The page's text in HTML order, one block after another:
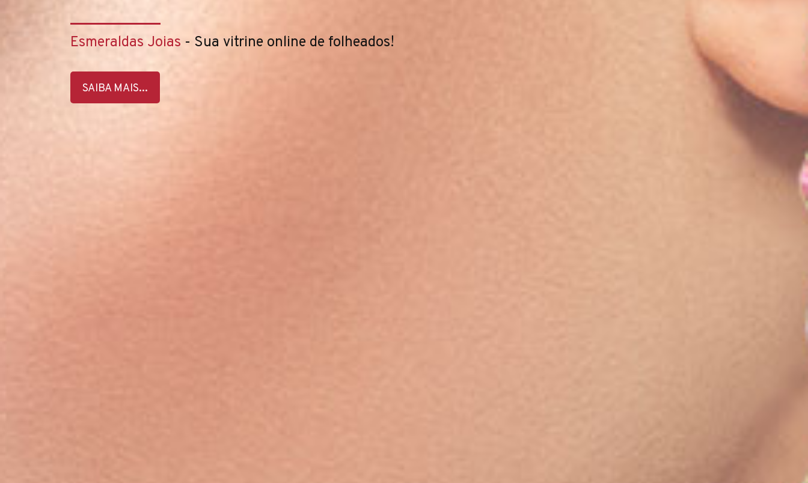
Esmeraldas Joias - Sua vitrine online de folheados!
SAIBA MAIS...
Conheça nossos mais recentes lançamentos.
EU QUERO!